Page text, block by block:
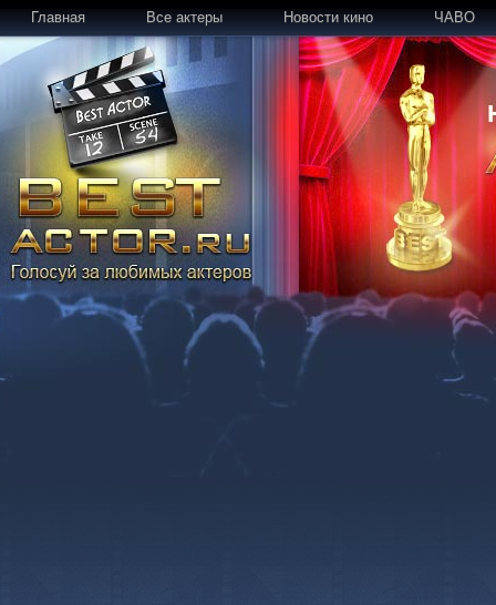
Главная Все актеры Новости кино ЧАВО